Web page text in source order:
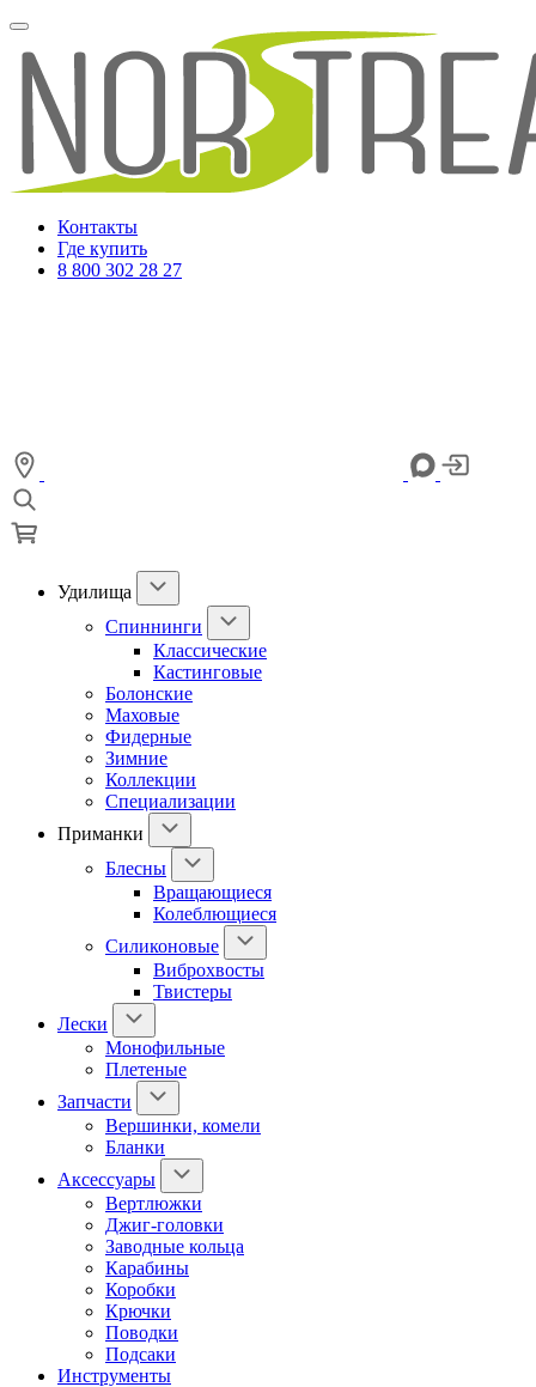
Контакты
Где купить
8 800 302 28 27
Удилища
Спиннинги
Классические
Кастинговые
Болонские
Маховые
Фидерные
Зимние
Коллекции
Специализации
Приманки
Блесны
Вращающиеся
Колеблющиеся
Силиконовые
Виброхвосты
Твистеры
Лески
Монофильные
Плетеные
Запчасти
Вершинки, комели
Бланки
Аксессуары
Вертлюжки
Джиг-головки
Заводные кольца
Карабины
Коробки
Крючки
Поводки
Подсаки
Инструменты